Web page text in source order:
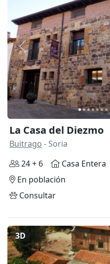
Anterior
La Casa del Diezmo
Buitrago - Soria
24 + 6
Casa Entera
En población
Consultar
3D